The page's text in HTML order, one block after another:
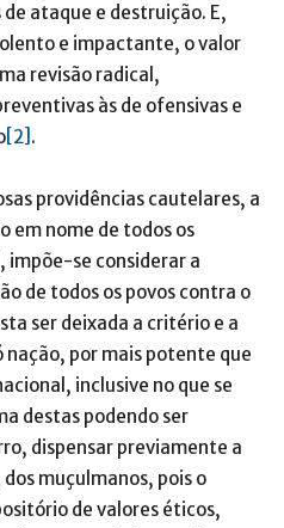
ataque e destruição. E,
e impactante, o valor
revisão radical,
às de ofensivas e
[2] .
providências cautelares, a
em nome de todos os
impõe-se considerar a
de todos os povos contra o
ser deixada a critério e a
nação, por mais potente que
inclusive no que se
destas podendo ser
dispensar previamente a
muçulmanos, pois o
de valores éticos,